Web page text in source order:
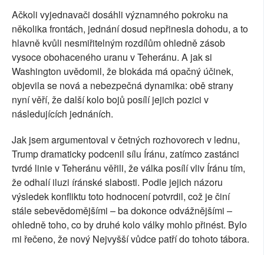
Ačkoli vyjednavači dosáhli významného pokroku na
několika frontách, jednání dosud nepřinesla dohodu, a to
hlavně kvůli nesmiřitelným rozdílům ohledně zásob
vysoce obohaceného uranu v Teheránu. A jak si
Washington uvědomil, že blokáda má opačný účinek,
objevila se nová a nebezpečná dynamika: obě strany
nyní věří, že další kolo bojů posílí jejich pozici v
následujících jednáních.
Jak jsem argumentoval v četných rozhovorech v lednu,
Trump dramaticky podcenil sílu Íránu, zatímco zastánci
tvrdé linie v Teheránu věřili, že válka posílí vliv Íránu tím,
že odhalí iluzi íránské slabosti. Podle jejich názoru
výsledek konfliktu toto hodnocení potvrdil, což je činí
stále sebevědomějšími – ba dokonce odvážnějšími –
ohledně toho, co by druhé kolo války mohlo přinést. Bylo
mi řečeno, že nový Nejvyšší vůdce patří do tohoto tábora.